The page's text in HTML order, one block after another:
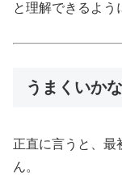
と理解できるよう
うまくいか
正直に言うと、最
ん。